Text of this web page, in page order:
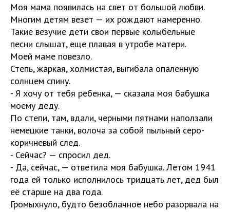
Моя мама появилась на свет от большой любви.
Многим детям везет — их рождают намеренно.
Такие везучие дети свои первые колыбельные
песни слышат, еще плавая в утробе матери.
Моей маме повезло.
Степь, жаркая, холмистая, выгибала опаленную
солнцем спину.
- Я хочу от тебя ребенка, — сказала моя бабушка
моему деду.
По степи, там, вдали, черными пятнами наползали
немецкие танки, волоча за собой пыльный серо-
коричневый след.
- Сейчас? — спросил дед.
- Да, сейчас, — ответила моя бабушка. Летом 1941
года ей только исполнилось тридцать лет, дед был
её старше на два года.
Громыхнуло, будто безоблачное небо разорвала на